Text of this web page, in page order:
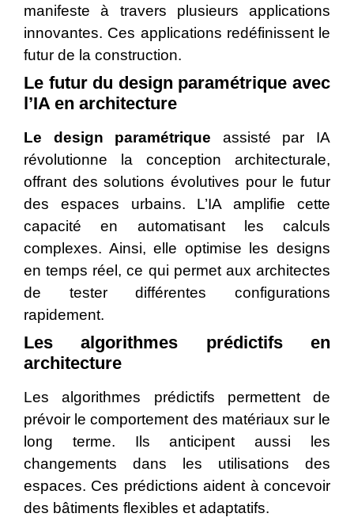
manifeste à travers plusieurs applications
innovantes. Ces applications redéfinissent le
futur de la construction.
Le futur du design paramétrique avec
l’IA en architecture
Le design paramétrique assisté par IA
révolutionne la conception architecturale,
offrant des solutions évolutives pour le futur
des espaces urbains. L’IA amplifie cette
capacité en automatisant les calculs
complexes. Ainsi, elle optimise les designs
en temps réel, ce qui permet aux architectes
de tester différentes configurations
rapidement.
Les algorithmes prédictifs en
architecture
Les algorithmes prédictifs permettent de
prévoir le comportement des matériaux sur le
long terme. Ils anticipent aussi les
changements dans les utilisations des
espaces. Ces prédictions aident à concevoir
des bâtiments flexibles et adaptatifs.